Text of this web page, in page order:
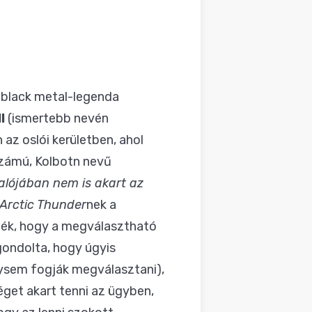
metal-legenda
(ismertebb nevén
oslói kerületben, ahol
Kolbotn nevű
nem is akart az
Arctic Thundernek a
hogy a megválasztható
hogy úgyis
fogják megválasztani),
akart tenni az ügyben,